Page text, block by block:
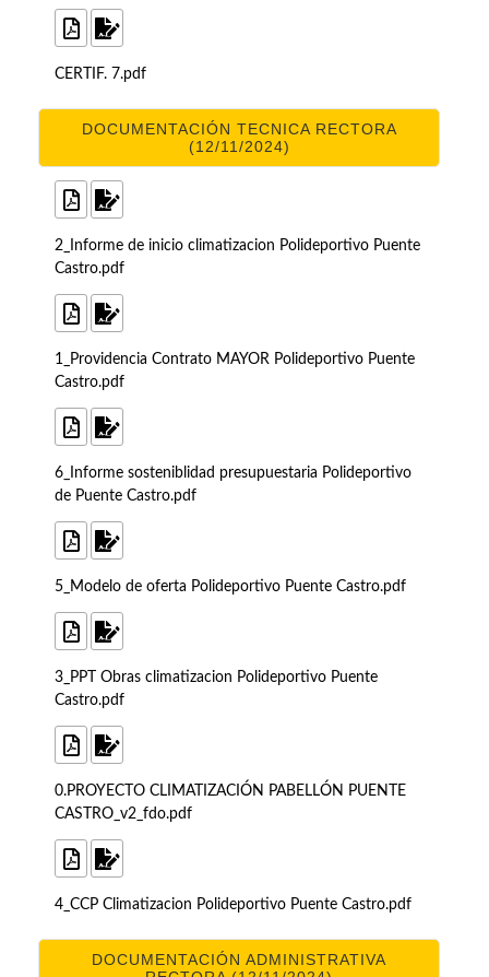
CERTIF. 7.pdf
DOCUMENTACIÓN TECNICA RECTORA
(12/11/2024)
2_Informe de inicio climatizacion Polideportivo Puente
Castro.pdf
1_Providencia Contrato MAYOR Polideportivo Puente
Castro.pdf
6_Informe sosteniblidad presupuestaria Polideportivo
de Puente Castro.pdf
5_Modelo de oferta Polideportivo Puente Castro.pdf
3_PPT Obras climatizacion Polideportivo Puente
Castro.pdf
0.PROYECTO CLIMATIZACIÓN PABELLÓN PUENTE
CASTRO_v2_fdo.pdf
4_CCP Climatizacion Polideportivo Puente Castro.pdf
DOCUMENTACIÓN ADMINISTRATIVA